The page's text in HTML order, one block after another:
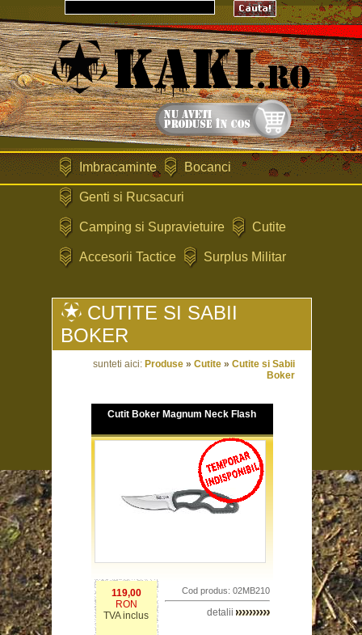
Imbracaminte Bocanci
Genti si Rucsacuri
Camping si Supravietuire Cutite
Accesorii Tactice Surplus Militar
CUTITE SI SABII
BOKER
sunteti aici: Produse » Cutite » Cutite si Sabii
Boker
Cutit Boker Magnum Neck Flash
119,00
RON
TVA inclus
Cod produs: 02MB210
detalii